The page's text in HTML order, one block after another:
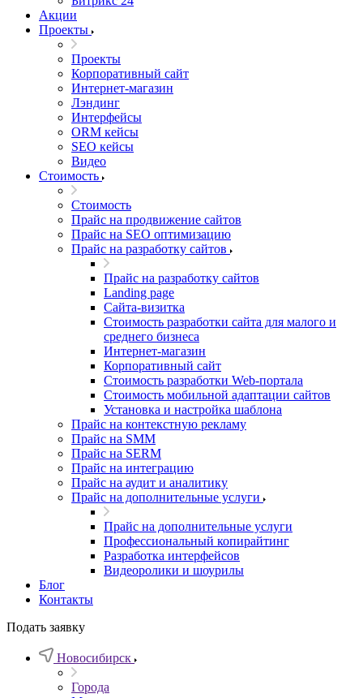
Акции
Проекты
Проекты
Корпоративный сайт
Интернет-магазин
Лэндинг
Интерфейсы
ORM кейсы
SEO кейсы
Видео
Стоимость
Стоимость
Прайс на продвижение сайтов
Прайс на SEO оптимизацию
Прайс на разработку сайтов
Прайс на разработку сайтов
Landing page
Cайта-визитка
Стоимость разработки сайта для малого и
среднего бизнеса
Интернет-магазин
Корпоративный сайт
Стоимость разработки Web-портала
Стоимость мобильной адаптации сайтов
Установка и настройка шаблона
Прайс на контекстную рекламу
Прайс на SMM
Прайс на SERM
Прайс на интеграцию
Прайс на аудит и аналитику
Прайс на дополнительные услуги
Прайс на дополнительные услуги
Профессиональный копирайтинг
Разработка интерфейсов
Видеоролики и шоурилы
Блог
Контакты
Подать заявку
Новосибирск
Города